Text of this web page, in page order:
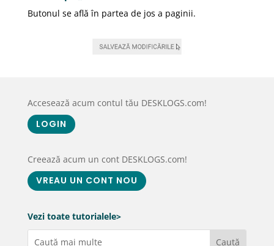
Butonul se află în partea de jos a paginii.
Accesează acum contul tău DESKLOGS.com!
LOGIN
Creează acum un cont DESKLOGS.com!
VREAU UN CONT NOU
Vezi toate tutorialele>